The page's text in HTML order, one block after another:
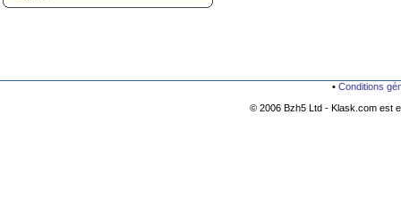
• Conditions
© 2006 Bzh5 Ltd - Klask.com est